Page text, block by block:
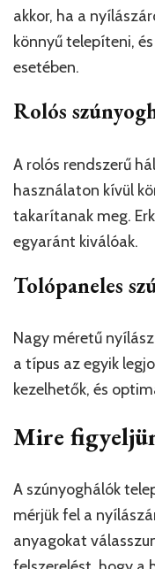
akkor, ha a
könnyű telepíteni,
esetében.
Rolós
A rolós rendszerű
használaton kívül
takarítanak meg.
egyaránt kiválóak.
Tolópaneles
Nagy méretű
a típus az egyik
kezelhetők, és
Mire
A szúnyoghálók
mérjük fel a
anyagokat